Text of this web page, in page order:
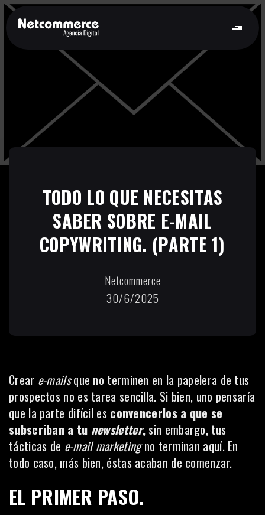
TODO LO QUE NECESITAS
SABER SOBRE E-MAIL
COPYWRITING. (PARTE 1)
Netcommerce
30/6/2025
Crear e-mailsque no terminen en la papelera de tus
prospectos no es tarea sencilla. Si bien, uno pensaría
que la parte difícil es convencerlos a que se
subscriban a tu newsletter,sin embargo, tus
tácticas de e-mail marketingno terminan aquí. En
todo caso, más bien, éstas acaban de comenzar.
EL PRIMER PASO.